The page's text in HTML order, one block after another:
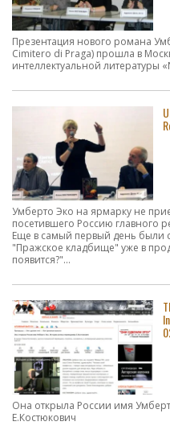
Презентация нового романа
Cimitero di Praga) прошла в
интеллектуальной литературы
Умберто Эко на ярмарку не
посетившего Россию главного
Еще в самый первый день были
"Пражское кладбище" уже в
появится?"...
Она открыла России имя
Е.Костюкович